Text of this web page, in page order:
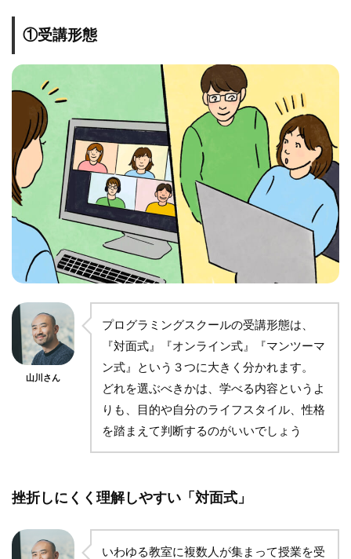
①受講形態
山川さん
プログラミングスクールの受講形態は、
『対面式』『オンライン式』『マンツーマ
ン式』という３つに大きく分かれます。
どれを選ぶべきかは、学べる内容というよ
りも、目的や自分のライフスタイル、性格
を踏まえて判断するのがいいでしょう
挫折しにくく理解しやすい「対面式」
いわゆる教室に複数人が集まって授業を受